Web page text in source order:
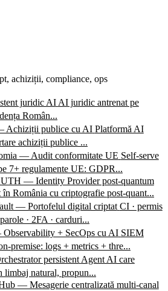
achiziții, compliance, ops
juridic AI AI juridic antrenat pe
Român...
Achiziții publice cu AI Platformă AI
achiziții publice ...
— Audit conformitate UE Self-serve
7+ regulamente UE: GDPR...
— Identity Provider post-quantum
România cu criptografie post-quant...
— Portofelul digital criptat CI · permis
· 2FA · carduri...
+ SecOps cu AI SIEM
premise: logs + metrics + thre...
persistent Agent AI care
limbaj natural, propun...
— Mesagerie centralizată multi-canal